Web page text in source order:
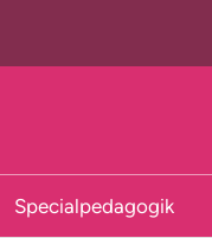
Specialpedagogik